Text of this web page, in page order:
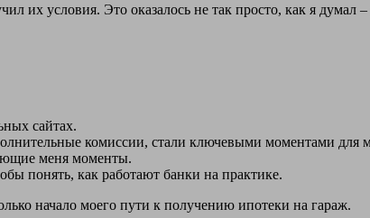
их условия. Это оказалось не так просто, как я думал
сайтах.
комиссии, стали ключевыми моментами для
меня моменты.
понять, как работают банки на практике.
начало моего пути к получению ипотеки на гараж.